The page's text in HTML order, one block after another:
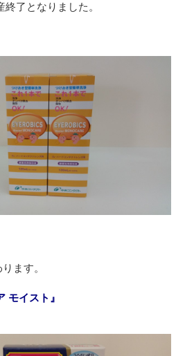
了となりました。
ます。
モイスト』